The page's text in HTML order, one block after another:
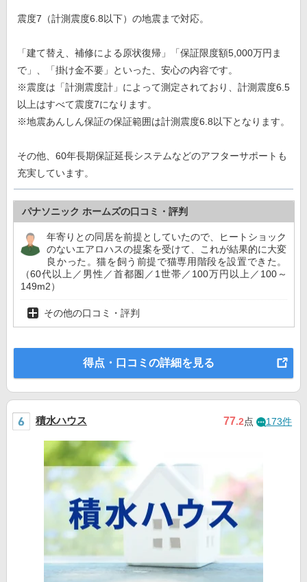
震度7（計測震度6.8以下）の地震まで対応。
「建て替え、補修による原状復帰」「保証限度額5,000万円ま
で」、「掛け金不要」といった、安心の内容です。
※震度は「計測震度計」によって測定されており、計測震度6.5
以上はすべて震度7になります。
※地震あんしん保証の保証範囲は計測震度6.8以下となります。
その他、60年長期保証延長システムなどのアフターサポートも
充実しています。
パナソニック ホームズの口コミ・評判
年寄りとの同居を前提としていたので、ヒートショック
のないエアロハスの提案を受けて、これが結果的に大変
良かった。猫を飼う前提で猫専用階段を設置できた。
（60代以上／男性／首都圏／1世帯／100万円以上／100～
149m2）
その他の口コミ・評判
得点・口コミの詳細を見る
積水ハウス 77.2点 173件